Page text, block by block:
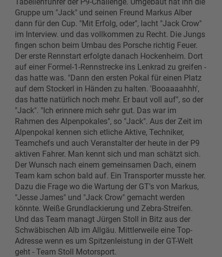
Gruppe um "Jack" und seinen Freund Markus Alber
dann für den Cup. "Mit Erfolg, oder", lacht "Jack Crow"
im Interview. und das vollkommen zu Recht. Die Jungs
fingen schon beim Umbau des Porsche richtig Feuer.
Der erste Rennstart erfolgte danach Hockenheim. Dort
auf einer Formel-1-Rennstrecke ins Lenkrad zu greifen -
das hatte was. "Dann den ersten Pokal für einen Platz
auf dem Stockerl in Händen zu halten. 'Booaaaahhh',
das hatte natürlich noch mehr. Er baut voll auf", so der
"Jack". "Ich erinnere mich sehr gut. Das war im
Rahmen des Alpenpokales", so "Jack". Aus der Zeit im
Alpenpokal kennen sich etliche Aktive, Techniker,
Teamchefs und auch Veranstalter der heute in der P9
aktiven Fahrer. Man kennt sich und man schätzt sich.
Der Wunsch nach einem gemeinsamen Dach, einem
Team kam schon bald auf. Ein Transporter musste her.
Dazu die Frage wo die Wartung der GT's von Markus,
"Jesse James" und "Jack Crow" gemacht werden
könnte. Weiße Grundlackierung und Zebra-Streifen.
Und das Team managt Jürgen Stoll in Bitz aus der
Schwäbischen Alb im Allgäu. Mittlerweile eine Top-
Adresse wenn es um Spitzenleistung in der GT-Welt
geht - Team Stoll Motorsport.